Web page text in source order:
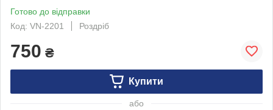
Готово до відправки
Код: VN-2201
Роздріб
750 ₴
Купити
або